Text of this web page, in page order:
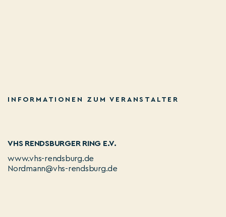
INFORMATIONEN ZUM VERANSTALTER
VHS RENDSBURGER RING E.V.
www.vhs-rendsburg.de
Nordmann@vhs-rendsburg.de